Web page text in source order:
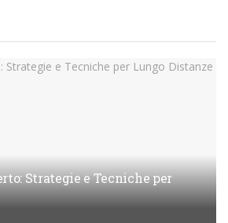
Strategie e Tecniche per